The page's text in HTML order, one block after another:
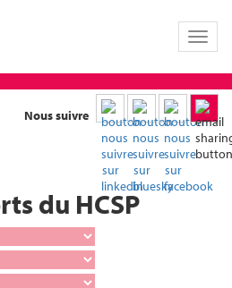
Toggle
Nous suivre
du HCSP